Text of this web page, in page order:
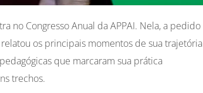
no Congresso Anual da APPAI. Nela, a pedido
os principais momentos de sua trajetória
que marcaram sua prática
trechos.